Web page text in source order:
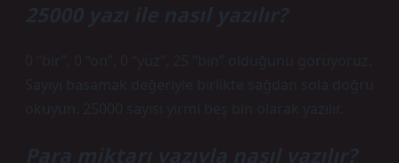
25000 yazı ile nasıl yazılır?
0 “bir”, 0 “on”, 0 “yüz”, 25 “bin” olduğunu görüyoruz.
Sayıyı basamak değeriyle birlikte sağdan sola doğru
okuyun. 25000 sayısı yirmi beş bin olarak yazılır.
Para miktarı yazıyla nasıl yazılır?